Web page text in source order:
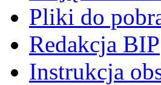
Pliki do
Redakcja BIP
Instrukcja